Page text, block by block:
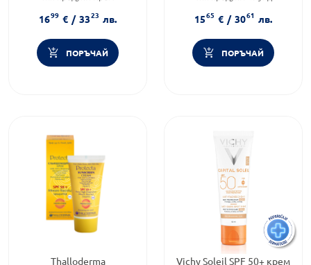
комплект
1699 € / 3323 лв.
ПОРЪЧАЙ
1565 € / 3061 лв.
ПОРЪЧАЙ
Thalloderma
Vichy Soleil SPF 50+ крем